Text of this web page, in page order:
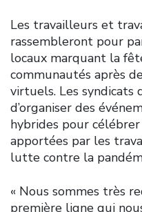
Les travailleurs et
rassembleront pour
locaux marquant la
communautés après
virtuels. Les syndicats
d’organiser des
hybrides pour
apportées par les
lutte contre la
« Nous sommes très
première ligne qui